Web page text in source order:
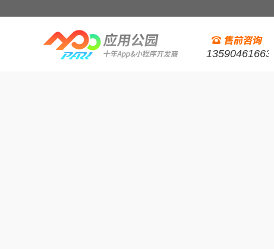
13590461663